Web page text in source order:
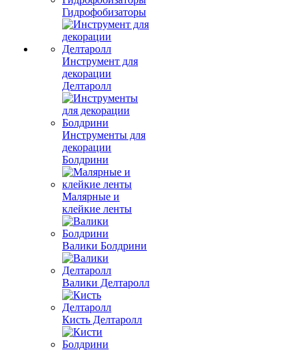
Гидрофобизаторы
Инструмент для
декорации
Делтаролл
Инструменты для
декорации
Болдрини
Малярные и
клейкие ленты
Валики Болдрини
Валики Делтаролл
Кисть Делтаролл